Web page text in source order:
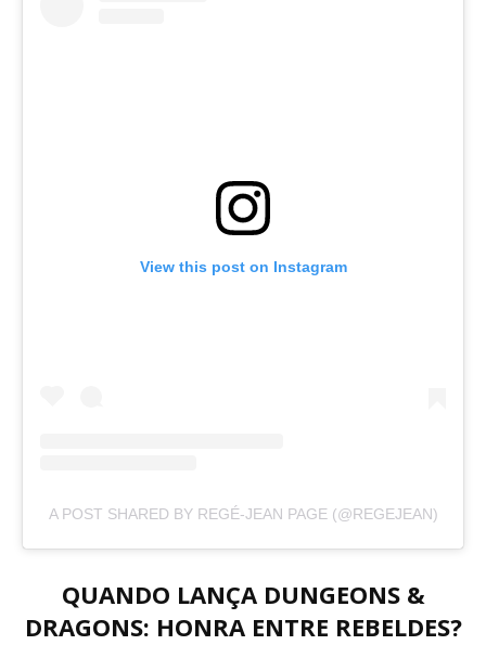
View this post on Instagram
A POST SHARED BY REGÉ-JEAN PAGE (@REGEJEAN)
QUANDO LANÇA DUNGEONS &
DRAGONS: HONRA ENTRE REBELDES?